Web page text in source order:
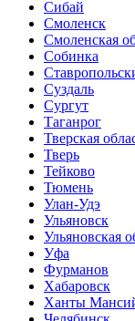
Сибай
Смоленск
Смоленская
Собинка
Суздаль
Сургут
Таганрог
Тверская
Тверь
Тейково
Тюмень
Улан-Удэ
Ульяновск
Ульяновская
Уфа
Фурманов
Хабаровск
Ханты